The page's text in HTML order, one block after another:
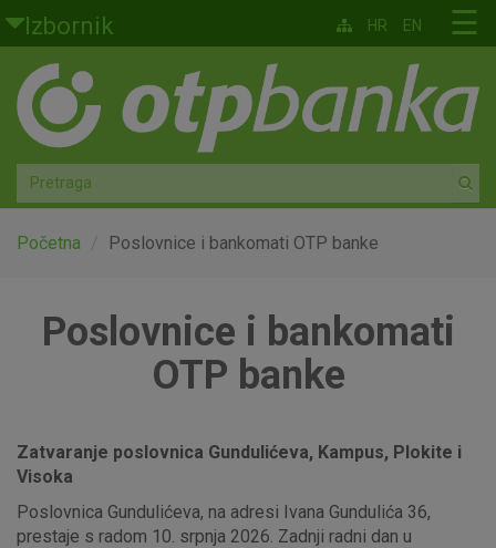
Skoči na glavni sadržaj
Izbornik
Građani
Privatno bankarstvo
Agro
Mala poduzeća i obrtnici
Globalna tržišta
O nama
☰
HR EN
Početna Poslovnice i bankomati OTP banke
Poslovnice i bankomati
OTP banke
Zatvaranje poslovnica Gundulićeva, Kampus, Plokite i
Visoka
Poslovnica Gundulićeva, na adresi Ivana Gundulića 36,
prestaje s radom 10. srpnja 2026. Zadnji radni dan u